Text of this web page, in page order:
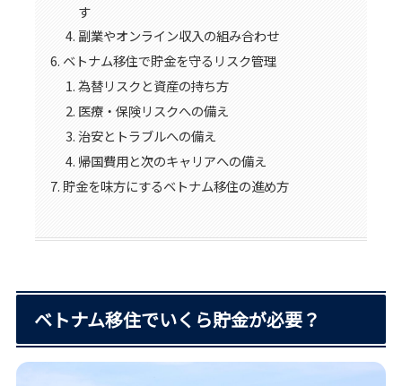
す
副業やオンライン収入の組み合わせ
ベトナム移住で貯金を守るリスク管理
為替リスクと資産の持ち方
医療・保険リスクへの備え
治安とトラブルへの備え
帰国費用と次のキャリアへの備え
貯金を味方にするベトナム移住の進め方
ベトナム移住でいくら貯金が必要？